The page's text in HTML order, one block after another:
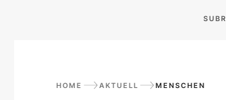
HOME AKTUELL MENSCHEN